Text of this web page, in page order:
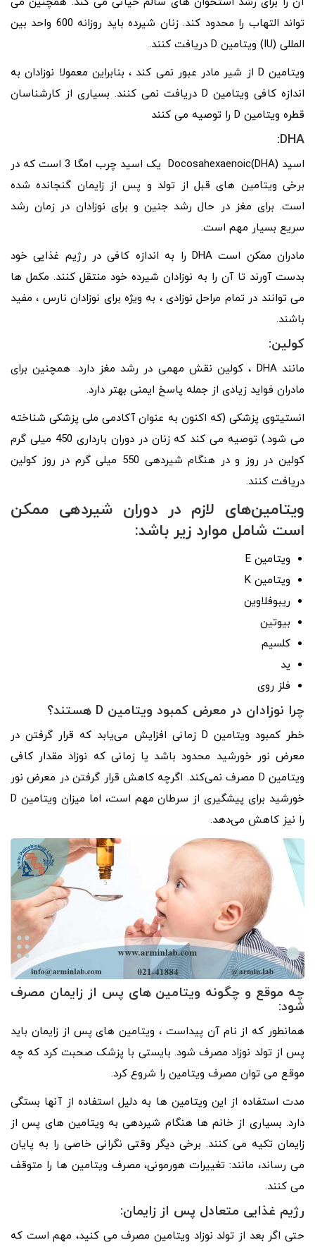
تواند التهاب را محدود کند. زنان شیرده باید روزانه 600 واحد بین
المللی (IU) ویتامین D دریافت کنند.
ویتامین D از شیر مادر عبور نمی کند ، بنابراین معمولا نوزادان به
اندازه کافی ویتامین D دریافت نمی کنند. بسیاری از کارشناسان
قطره ویتامین D را توصیه می کنند
DHA:
اسید (DHA)Docosahexaenoic یک اسید چرب امگا 3 است که در
برخی ویتامین های قبل از تولد و پس از زایمان گنجانده شده
است. برای مغز در حال رشد جنین و برای نوزادان در زمان رشد
سریع بسیار مهم است.
مادران ممکن است DHA را به اندازه کافی در رژیم غذایی خود
بدست آورند تا آن را به نوزادان شیرده خود منتقل کنند. مکمل ها
می توانند در تمام مراحل نوزادی ، به ویژه برای نوزادان نارس ، مفید
باشند.
کولین:
مانند DHA ، کولین نقش مهمی در رشد مغز دارد. همچنین برای
مادران فواید زیادی از جمله پاسخ ایمنی بهتر دارد.
انستیتوی پزشکی (که اکنون به عنوان آکادمی ملی پزشکی شناخته
می شود.) توصیه می کند که زنان در دوران بارداری 450 میلی گرم
کولین در روز و در هنگام شیردهی 550 میلی گرم در روز کولین
دریافت کنند.
ویتامین‌های لازم در دوران شیردهی ممکن
است شامل موارد زیر باشد:
ویتامین E
ویتامین K
ریبوفلاوین
بیوتین
کلسیم
ید
فلز روی
چرا نوزادان در معرض کمبود ویتامین D هستند؟
خطر کمبود ویتامین D زمانی افزایش می‌یابد که قرار گرفتن در
معرض نور خورشید محدود باشد یا زمانی که نوزاد مقدار کافی
ویتامین D مصرف نمی‌کند. اگرچه کاهش قرار گرفتن در معرض نور
خورشید برای پیشگیری از سرطان مهم است، اما میزان ویتامین D
را نیز کاهش می‌دهد.
چه موقع و چگونه ویتامین های پس از زایمان مصرف
شود:
همانطور که از نام آن پیداست ، ویتامین های پس از زایمان باید
پس از تولد نوزاد مصرف شود. بایستی با پزشک صحبت کرد که چه
موقع می توان مصرف ویتامین را شروع کرد.
مدت استفاده از این ویتامین ها به دلیل استفاده از آنها بستگی
دارد. بسیاری از خانم ها هنگام شیردهی به ویتامین های پس از
زایمان تکیه می کنند. برخی دیگر وقتی نگرانی خاصی را به پایان
می رساند، مانند: تغییرات هورمونی، مصرف ویتامین ها را متوقف
می کنند.
رژیم غذایی متعادل پس از زایمان:
حتی اگر بعد از تولد نوزاد ویتامین مصرف می کنید، مهم است که